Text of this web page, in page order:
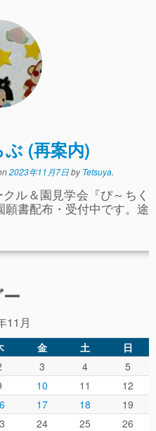
対応）
(再案内)
2023年11月7日byTetsuya.
見学会『ぴ～ちく
書配布・受付中です。途
11月
金 土 日
3 4
5
10 11
12
17 18
19
24 25
26